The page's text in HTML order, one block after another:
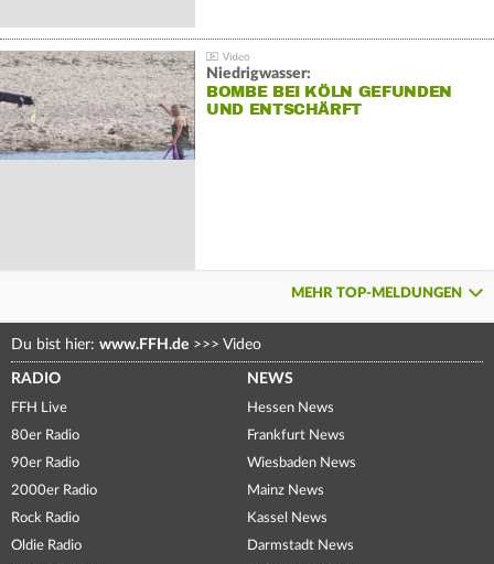
Niedrigwasser:
BOMBE BEI KÖLN GEFUNDEN
UND ENTSCHÄRFT
MEHR TOP-MELDUNGEN
Du bist hier: www.FFH.de >>> Video
RADIO
FFH Live
80er Radio
90er Radio
2000er Radio
Rock Radio
Oldie Radio
NEWS
Hessen News
Frankfurt News
Wiesbaden News
Mainz News
Kassel News
Darmstadt News